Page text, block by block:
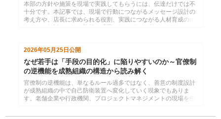
本部の方針や施策を現場で実践してもらうには、伝達だけでは不
十分です。本記事では、現場で行動につながるメッセージ設計の
考え方や、店長に求められる役割、実践につながる人材育成のポ
2026年05月25日公開
なぜ若手は「手段の目的化」に陥りやすいのか～官僚制
の逆機能を成熟組織の構造から読み解く
官僚制の逆機能は、単なるルール過多ではなく、善意の制度設計
が成熟組織の中で自己防衛装置へ変化していく現象でもありま
す。老舗企業や行政機関、プロジェクトマネジメントの現場を例